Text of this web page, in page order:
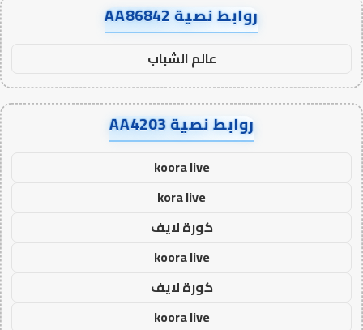
روابط نصية AA86842
عالم الشباب
روابط نصية AA4203
koora live
kora live
كورة لايف
koora live
كورة لايف
koora live